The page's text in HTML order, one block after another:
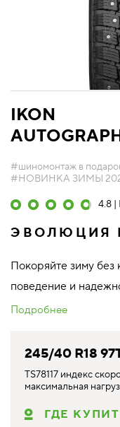
IKON
#шиномонтаж в
#НОВИНКА ЗИМЫ
4.8 |
ЭВОЛЮЦИЯ
Покоряйте зиму
поведение и
Подробнее
245/40 R18
TS78117 индекс
максимальная
ГДЕ